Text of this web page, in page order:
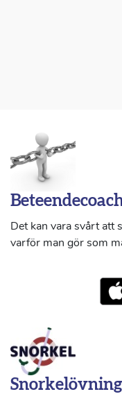
Det kan vara svårt att
varför man gör som
Snorkelövning